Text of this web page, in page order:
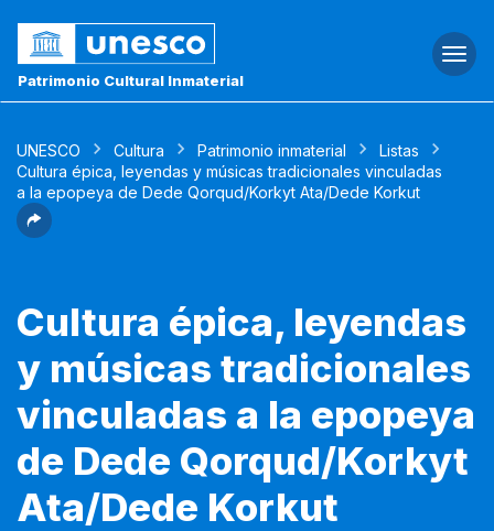
Patrimonio Cultural Inmaterial
UNESCO Cultura Patrimonio inmaterial
Listas
Cultura épica, leyendas y músicas tradicionales vinculadas
a la epopeya de Dede Qorqud/Korkyt Ata/Dede Korkut
Cultura épica, leyendas
y músicas tradicionales
vinculadas a la epopeya
de Dede Qorqud/Korkyt
Ata/Dede Korkut